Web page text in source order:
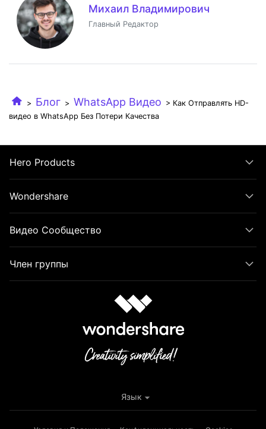
Михаил Владимирович
Главный Редактор
> Блог > WhatsApp Видео > Как Отправлять HD-
видео в WhatsApp Без Потери Качества
Hero Products
Wondershare
Видео Сообщество
Член группы
Язык